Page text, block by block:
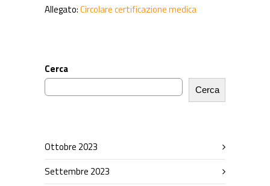
Allegato:Circolare certificazione medica
Cerca
Cerca
Ottobre 2023
Settembre 2023